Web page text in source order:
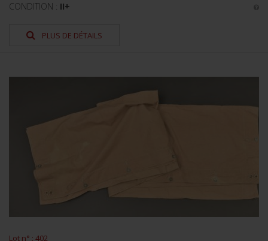
CONDITION : II+
PLUS DE DÉTAILS
Lot n° : 402